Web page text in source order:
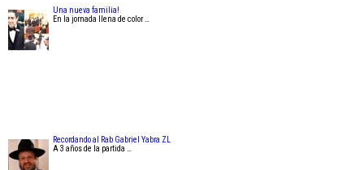
Una nueva familia!
En la jornada llena de color …
Recordando al Rab Gabriel Yabra ZL
A 3 años de la partida …